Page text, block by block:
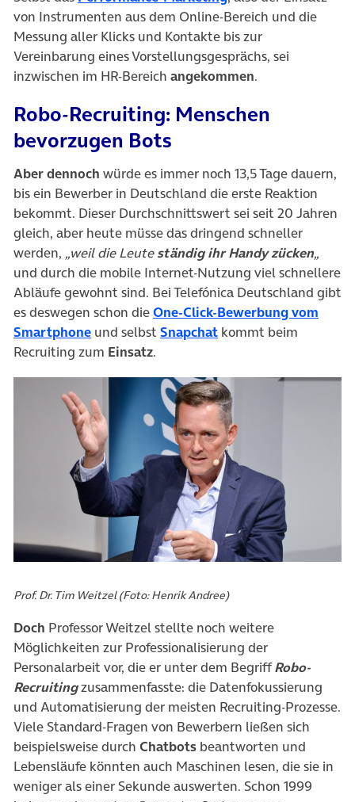
von Instrumenten aus dem Online-Bereich und die
Messung aller Klicks und Kontakte bis zur
Vereinbarung eines Vorstellungsgesprächs, sei
inzwischen im HR-Bereich angekommen.
Robo-Recruiting: Menschen
bevorzugen Bots
Aber dennoch würde es immer noch 13,5 Tage dauern,
bis ein Bewerber in Deutschland die erste Reaktion
bekommt. Dieser Durchschnittswert sei seit 20 Jahren
gleich, aber heute müsse das dringend schneller
werden, „weil die Leuteständig ihr Handy zücken„
und durch die mobile Internet-Nutzung viel schnellere
Abläufe gewohnt sind. Bei Telefónica Deutschland gibt
es deswegen schon dieOne-Click-Bewerbung vom
Smartphone(öffnet in neuem Tab)
und selbst Snapchat(öffnet in neuem Tab)
kommt beim
Recruiting zum Einsatz.
Prof. Dr. Tim Weitzel (Foto: Henrik Andree)
Doch Professor Weitzel stellte noch weitere
Möglichkeiten zur Professionalisierung der
Personalarbeit vor, die er unter dem BegriffRobo-
Recruitingzusammenfasste: die Datenfokussierung
und Automatisierung der meisten Recruiting-Prozesse.
Viele Standard-Fragen von Bewerbern ließen sich
beispielsweise durch Chatbots beantworten und
Lebensläufe könnten auch Maschinen lesen, die sie in
weniger als einer Sekunde auswerten. Schon 1999